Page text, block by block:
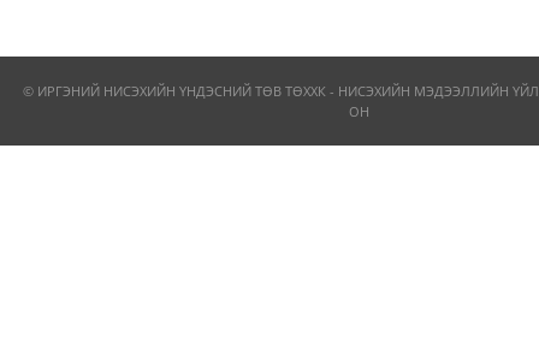
© ИРГЭНИЙ НИСЭХИЙН ҮНДЭСНИЙ ТӨВ ТӨХХК - НИСЭХИЙН МЭДЭЭЛЛИЙН
ОН